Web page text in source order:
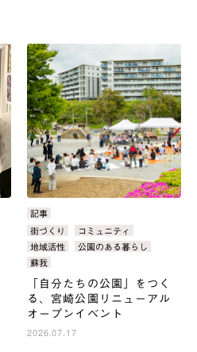
カ
テ
ゴ
リ：
記事
タ
グ：
街づくり
コミュニティ
地域活性
公園のある暮らし
蘇我
「自分たちの公園」をつく
る、宮崎公園リニューアル
オープンイベント
2026.07.17